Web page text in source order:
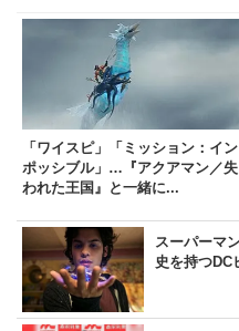
「ワイスピ」「ミッション：イン
ポッシブル」…『アクアマン／失
われた王国』と一緒に...
スーパーマ
史を持つDC